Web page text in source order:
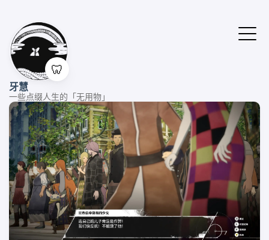
🦷
牙慧
一些点缀人生的「无用物」